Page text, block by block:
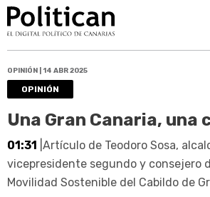
OPINIÓN | 14 ABR 2025
OPINIÓN
Una Gran Canaria, una
01:31 |Artículo de Teodoro Sosa,
vicepresidente segundo y consejero
Movilidad Sostenible del Cabildo de